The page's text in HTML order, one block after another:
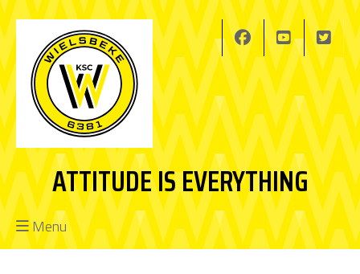
ATTITUDE IS EVERYTHING
Menu